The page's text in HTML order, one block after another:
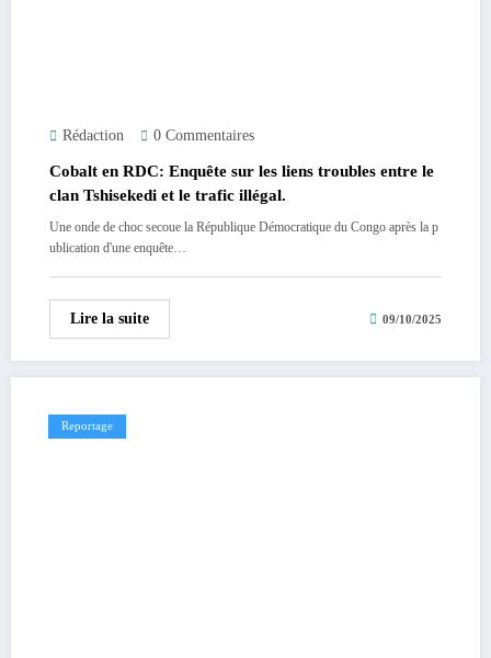
Rédaction 0 Commentaires
Cobalt en RDC: Enquête sur les liens troubles entre le
clan Tshisekedi et le trafic illégal.
Une onde de choc secoue la République Démocratique du Congo après la p
ublication d'une enquête…
Lire la suite 09/10/2025
Reportage